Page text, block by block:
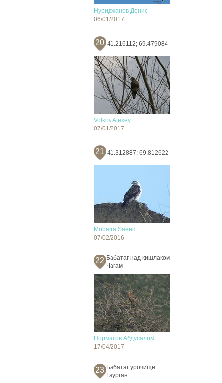
Нуриджанов Денис
06/01/2017
20 41.216112; 69.479084
Volkov Alexey
07/01/2017
21 41.312887; 69.812622
Mobarra Saeed
07/02/2016
22 Бабатаг над кишлаком
Чагам
Норматов Абдусалом
17/04/2017
23 Бабатаг урочище
Гаурган